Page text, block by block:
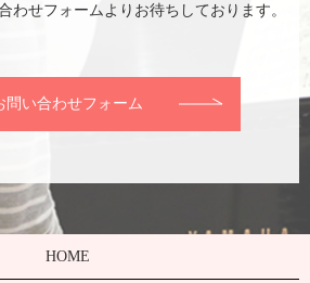
わせフォームよりお待ちしております。
問い合わせフォーム
HOME